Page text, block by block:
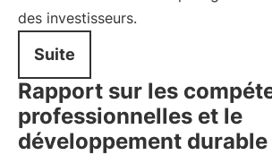
des investisseurs.
Suite
Rapport sur les
professionnelles et le
développement durable